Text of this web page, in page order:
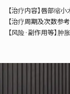
【治疗内容】唇部缩小
【治疗周期及次数参
【风险·副作用等】肿